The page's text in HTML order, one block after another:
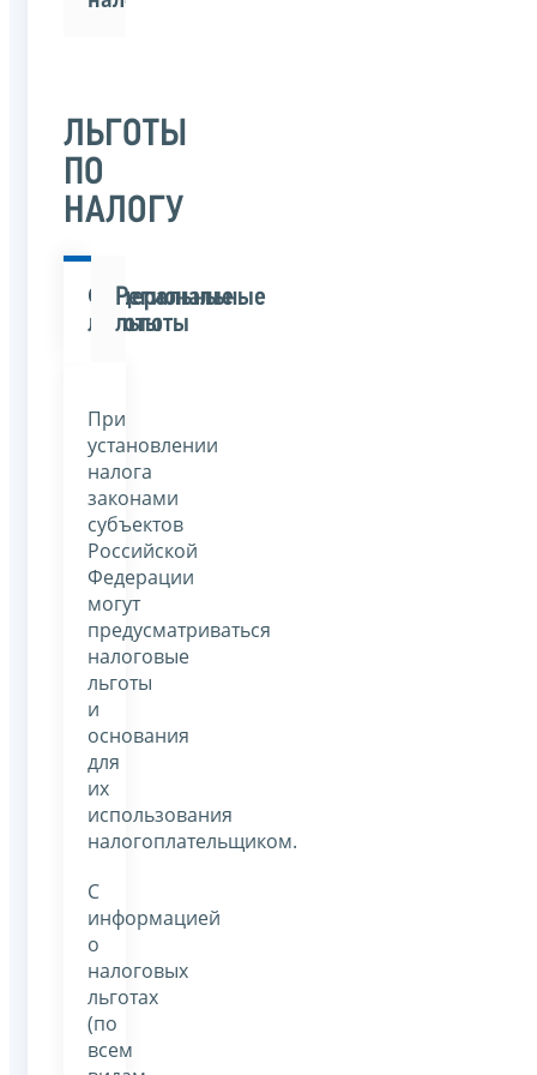
ЛЬГОТЫ
ПО
НАЛОГУ
Федеральные
льготы
Региональные
льготы
При
установлении
налога
законами
субъектов
Российской
Федерации
могут
предусматриваться
налоговые
льготы
и
основания
для
их
использования
налогоплательщиком.
С
информацией
о
налоговых
льготах
(по
всем